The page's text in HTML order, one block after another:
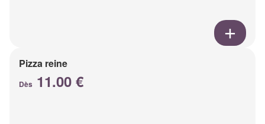
Pizza reine
Dès 11.00 €